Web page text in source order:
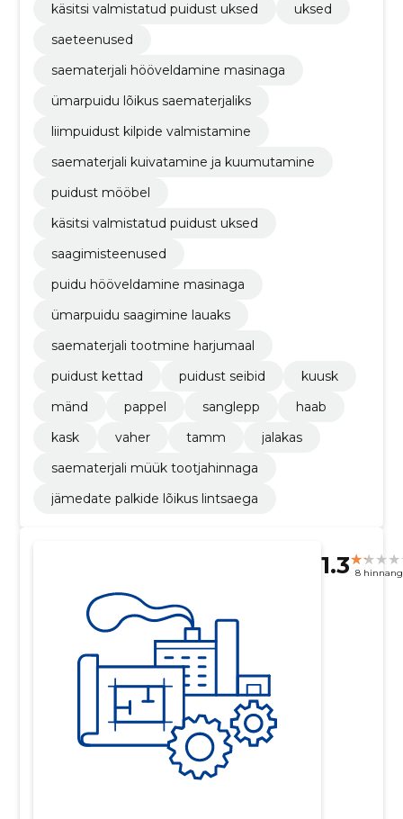
käsitsi valmistatud puidust uksed
uksed
saeteenused
saematerjali hööveldamine masinaga
ümarpuidu lõikus saematerjaliks
liimpuidust kilpide valmistamine
saematerjali kuivatamine ja kuumutamine
puidust mööbel
käsitsi valmistatud puidust uksed
saagimisteenused
puidu hööveldamine masinaga
ümarpuidu saagimine lauaks
saematerjali tootmine harjumaal
puidust kettad
puidust seibid
kuusk
mänd
pappel sanglepp
haab
kask
vaher tamm
jalakas
saematerjali müük tootjahinnaga
jämedate palkide lõikus lintsaega
1.3 8